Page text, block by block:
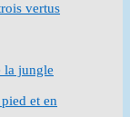
vertus
la jungle
et en